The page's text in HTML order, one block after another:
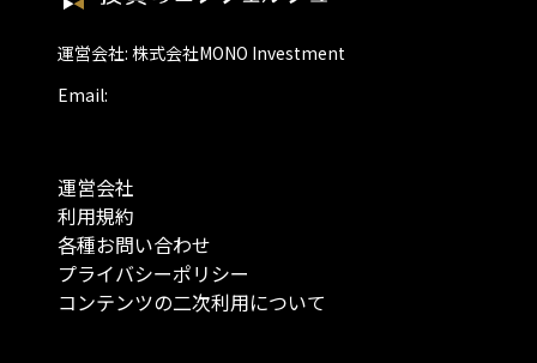
運営会社: 株式会社MONO Investment
Email:
運営会社
利用規約
各種お問い合わせ
プライバシーポリシー
コンテンツの二次利用について